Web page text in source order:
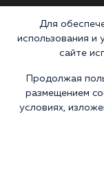
Женский
Пивной
© 2026 Все права
Политика
Медицинские
Для
использования и
сайте
Продолжая
размещением
условиях,